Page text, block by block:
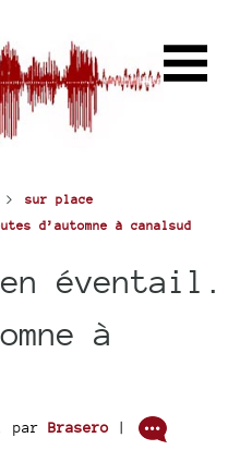
> sur place
d’automne à canalsud
éventail.
à
par Brasero |